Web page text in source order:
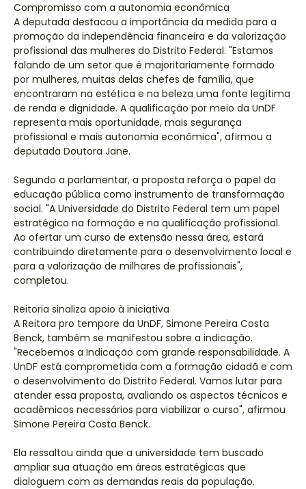
Compromisso com a autonomia econômica
A deputada destacou a importância da medida para a
promoção da independência financeira e da valorização
profissional das mulheres do Distrito Federal. "Estamos
falando de um setor que é majoritariamente formado
por mulheres, muitas delas chefes de família, que
encontraram na estética e na beleza uma fonte legítima
de renda e dignidade. A qualificação por meio da UnDF
representa mais oportunidade, mais segurança
profissional e mais autonomia econômica", afirmou a
deputada Doutora Jane.
Segundo a parlamentar, a proposta reforça o papel da
educação pública como instrumento de transformação
social. "A Universidade do Distrito Federal tem um papel
estratégico na formação e na qualificação profissional.
Ao ofertar um curso de extensão nessa área, estará
contribuindo diretamente para o desenvolvimento local e
para a valorização de milhares de profissionais",
completou.
Reitoria sinaliza apoio à iniciativa
A Reitora pro tempore da UnDF, Simone Pereira Costa
Benck, também se manifestou sobre a indicação.
"Recebemos a Indicação com grande responsabilidade. A
UnDF está comprometida com a formação cidadã e com
o desenvolvimento do Distrito Federal. Vamos lutar para
atender essa proposta, avaliando os aspectos técnicos e
acadêmicos necessários para viabilizar o curso", afirmou
Simone Pereira Costa Benck.
Ela ressaltou ainda que a universidade tem buscado
ampliar sua atuação em áreas estratégicas que
dialoguem com as demandas reais da população.